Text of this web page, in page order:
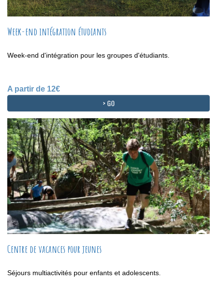
Week-end intégration étudiants
Week-end d'intégration pour les groupes d'étudiants.
A partir de 12€
> GO
Centre de vacances pour jeunes
Séjours multiactivités pour enfants et adolescents.